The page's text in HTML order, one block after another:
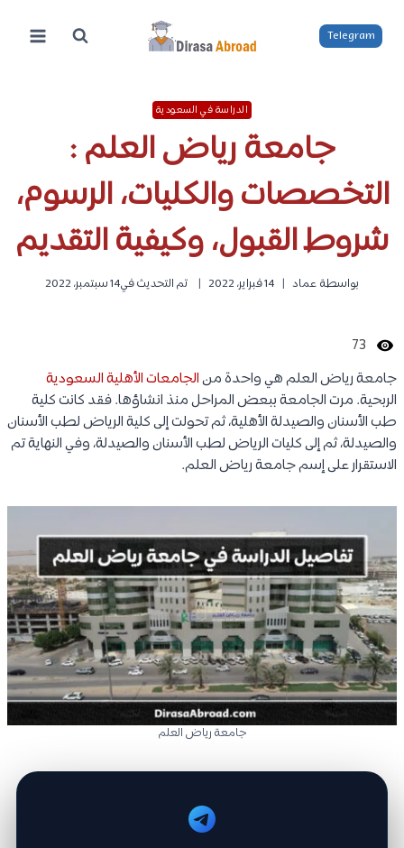
المحتوى
Telegram
الدراسة في السعودية
جامعة رياض العلم :
التخصصات والكليات، الرسوم،
شروط القبول، وكيفية التقديم
بواسطة عماد 14 فبراير، 2022 تم التحديث في14 سبتمبر، 2022
73
جامعة رياض العلم هي واحدة منالجامعات الأهلية السعودية
الربحية. مرت الجامعة ببعض المراحل منذ انشاؤها. فقد كانت كلية
طب الأسنان والصيدلة الأهلية، ثم تحولت إلى كلية الرياض لطب الأسنان
والصيدلة، ثم إلى كليات الرياض لطب الأسنان والصيدلة، وفي النهاية تم
الاستقرار على إسم جامعة رياض العلم.
جامعة رياض العلم